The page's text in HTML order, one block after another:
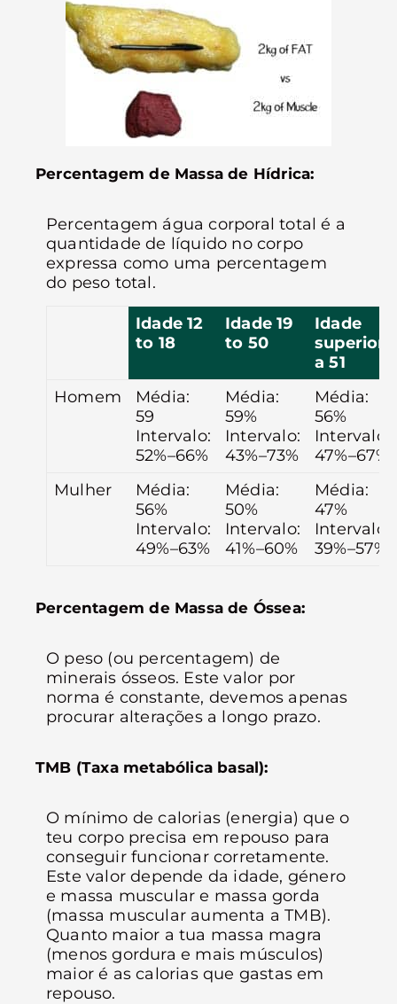
Percentagem de Massa de Hídrica:
Percentagem água corporal total é a
quantidade de líquido no corpo
expressa como uma percentagem
do peso total.
Idade 12
to 18
Idade 19
to 50
Idade
superior
a 51
Homem
Média:
59
Intervalo:
52%–66%
Média:
59%
Intervalo:
43%–73%
Média:
56%
Intervalo:
47%–67%
Mulher
Média:
56%
Intervalo:
49%–63%
Média:
50%
Intervalo:
41%–60%
Média:
47%
Intervalo:
39%–57%
Percentagem de Massa de Óssea:
O peso (ou percentagem) de
minerais ósseos. Este valor por
norma é constante, devemos apenas
procurar alterações a longo prazo.
TMB (Taxa metabólica basal):
O mínimo de calorias (energia) que o
teu corpo precisa em repouso para
conseguir funcionar corretamente.
Este valor depende da idade, género
e massa muscular e massa gorda
(massa muscular aumenta a TMB).
Quanto maior a tua massa magra
(menos gordura e mais músculos)
maior é as calorias que gastas em
repouso.